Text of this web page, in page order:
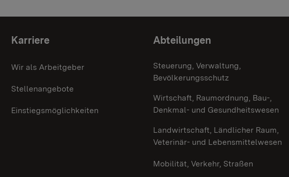
Themenübersicht
Karriere
Wir als Arbeitgeber
Stellenangebote
Einstiegsmöglichkeiten
Abteilungen
Steuerung, Verwaltung,
Bevölkerungsschutz
Wirtschaft, Raumordnung, Bau-,
Denkmal- und Gesundheitswesen
Landwirtschaft, Ländlicher Raum,
Veterinär- und Lebensmittelwesen
Mobilität, Verkehr, Straßen